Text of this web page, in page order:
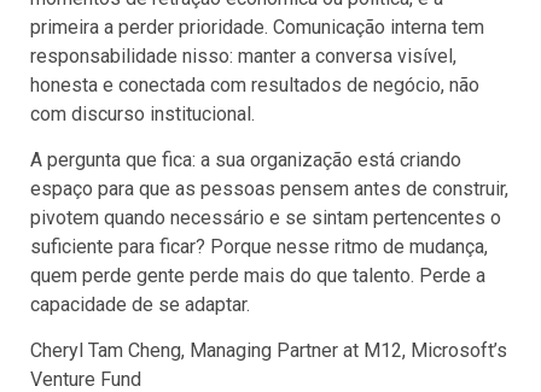
primeira a perder prioridade. Comunicação interna tem
responsabilidade nisso: manter a conversa visível,
honesta e conectada com resultados de negócio, não
com discurso institucional.
A pergunta que fica: a sua organização está criando
espaço para que as pessoas pensem antes de construir,
pivotem quando necessário e se sintam pertencentes o
suficiente para ficar? Porque nesse ritmo de mudança,
quem perde gente perde mais do que talento. Perde a
capacidade de se adaptar.
Cheryl Tam Cheng, Managing Partner at M12, Microsoft’s
Venture Fund